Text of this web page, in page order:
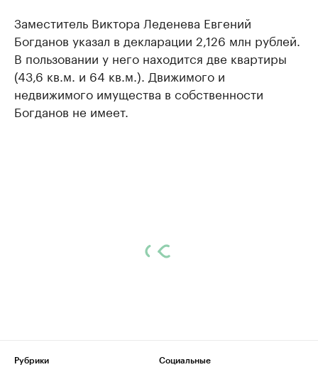
Заместитель Виктора Леденева Евгений
Богданов указал в декларации 2,126 млн рублей.
В пользовании у него находится две квартиры
(43,6 кв.м. и 64 кв.м.). Движимого и
недвижимого имущества в собственности
Богданов не имеет.
Рубрики
Социальные